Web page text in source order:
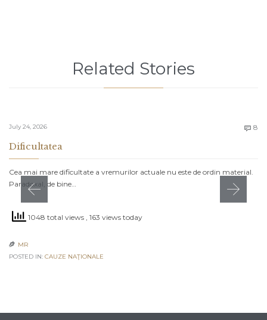
Related Stories
July 24, 2026  8
Dificultatea
Cea mai mare dificultate a vremurilor actuale nu este de ordin material.
Paradoxal, de bine…
1048 total views , 163 views today
 MR
POSTED IN: CAUZE NAŢIONALE